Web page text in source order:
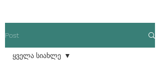
Post
ყველა სიახლე